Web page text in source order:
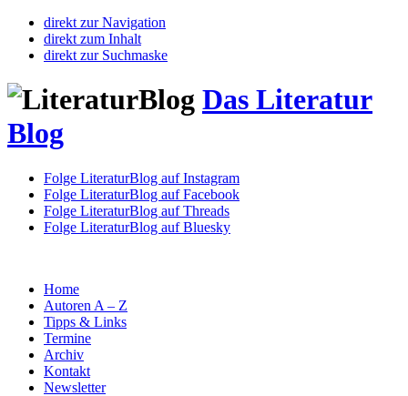
direkt zur Navigation
direkt zum Inhalt
direkt zur Suchmaske
Das Literatur
Blog
Folge LiteraturBlog auf Instagram
Folge LiteraturBlog auf Facebook
Folge LiteraturBlog auf Threads
Folge LiteraturBlog auf Bluesky
Home
Autoren A – Z
Tipps & Links
Termine
Archiv
Kontakt
Newsletter